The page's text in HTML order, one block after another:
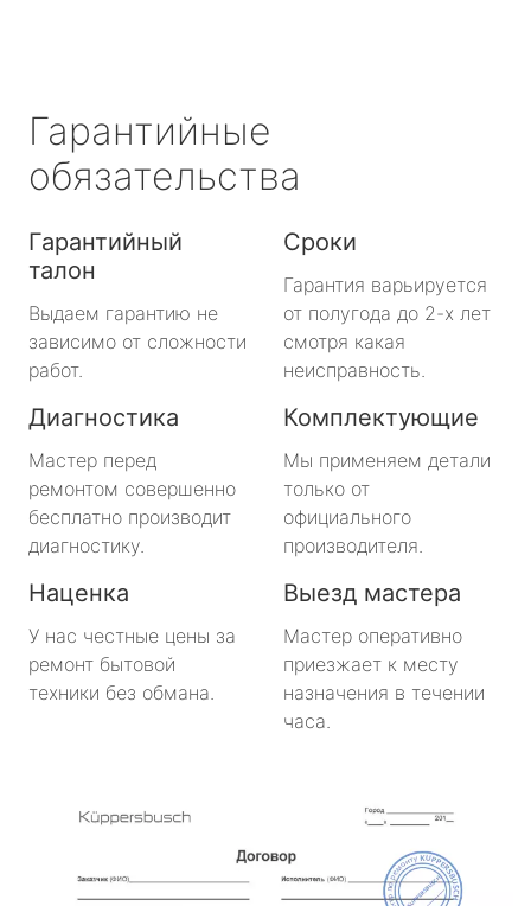
Гарантийные
обязательства
Гарантийный
талон
Выдаем гарантию не
зависимо от сложности
работ.
Сроки
Гарантия варьируется
от полугода до 2-х лет
смотря какая
неисправность.
Диагностика
Мастер перед
ремонтом совершенно
бесплатно производит
диагностику.
Комплектующие
Мы применяем детали
только от
официального
производителя.
Наценка
У нас честные цены за
ремонт бытовой
техники без обмана.
Выезд мастера
Мастер оперативно
приезжает к месту
назначения в течении
часа.